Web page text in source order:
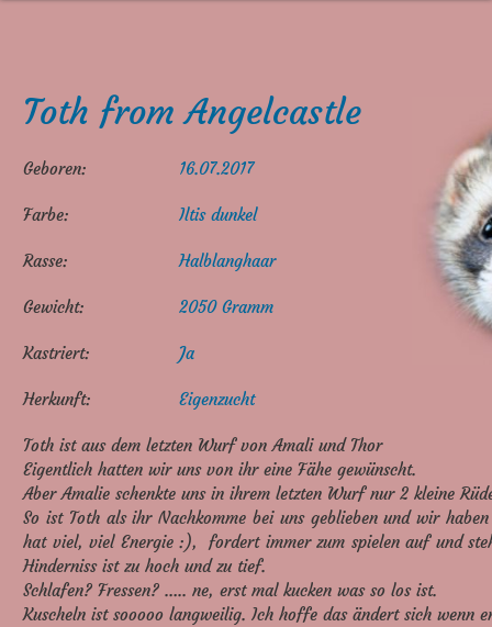
Toth from Angelcastle
Geboren: 16.07.2017
Farbe: Iltis dunkel
Rasse: Halblanghaar
Gewicht: 2050 Gramm
Kastriert: Ja
Herkunft: Eigenzucht
Toth ist aus dem letzten Wurf von Amali und Thor
Eigentlich hatten wir uns von ihr eine Fähe gewünscht.
Aber Amalie schenkte uns in ihrem letzten Wurf nur 2 kleine
So ist Toth als ihr Nachkomme bei uns geblieben und wir
hat viel, viel Energie :), fordert immer zum spielen auf und
Hinderniss ist zu hoch und zu tief.
Schlafen? Fressen? ….. ne, erst mal kucken was so los ist.
Kuscheln ist sooooo langweilig. Ich hoffe das ändert sich wenn